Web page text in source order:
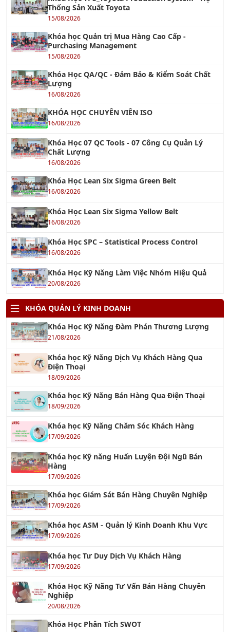
Khóa học Quản trị Mua Hàng Cao Cấp -
Purchasing Management
15/08/2026
Khóa Học QA/QC - Đảm Bảo & Kiểm Soát Chất
Lượng
16/08/2026
KHÓA HỌC CHUYÊN VIÊN ISO
16/08/2026
Khóa Học 07 QC Tools - 07 Công Cụ Quản Lý
Chất Lượng
16/08/2026
Khóa Học Lean Six Sigma Green Belt
16/08/2026
Khóa Học Lean Six Sigma Yellow Belt
Khóa Học SPC – Statistical Process Control
16/08/2026
Khóa Học Kỹ Năng Làm Việc Nhóm Hiệu Quả
KHÓA QUẢN LÝ KINH DOANH
Khóa Học Kỹ Năng Đàm Phán Thương Lượng
21/08/2026
Khóa học Kỹ Năng Dịch Vụ Khách Hàng Qua
Điện Thoại
18/09/2026
Khóa học Kỹ Năng Bán Hàng Qua Điện Thoại
18/09/2026
Khóa học Kỹ Năng Chăm Sóc Khách Hàng
17/09/2026
Khóa học Kỹ năng Huấn Luyện Đội Ngũ Bán
Hàng
17/09/2026
Khóa học Giám Sát Bán Hàng Chuyên Nghiệp
17/09/2026
Khóa học ASM - Quản lý Kinh Doanh Khu Vực
17/09/2026
Khóa học Tư Duy Dịch Vụ Khách Hàng
Khóa Học Kỹ Năng Tư Vấn Bán Hàng Chuyên
Nghiệp
20/08/2026
Khóa Học Phân Tích SWOT
22/08/2026
Khóa học Xây dựng và Quản trị Thương Hiệu